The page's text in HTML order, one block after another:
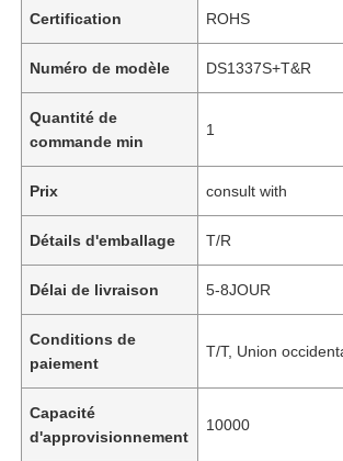
Certification ROHS
Numéro de modèle DS1337S+T&R
Quantité de
commande min
1
Prix consult with
Détails d'emballage T/R
Délai de livraison 5-8JOUR
Conditions de
paiement
T/T, Union
Capacité
d'approvisionnement
10000